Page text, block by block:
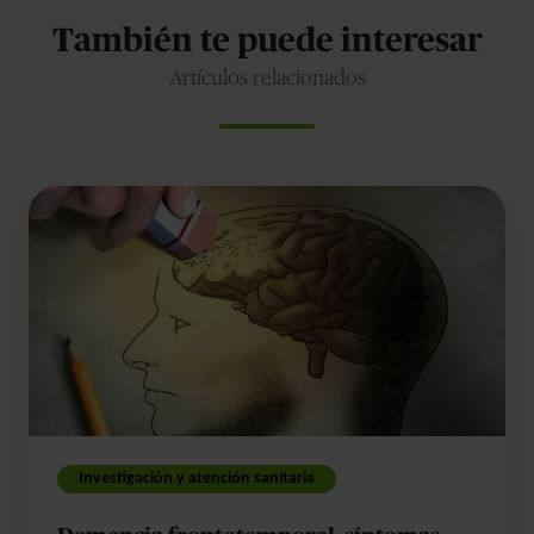
También te puede interesar
Artículos relacionados
Demencia
frontotemporal:
tratamiento
Investigación y atención sanitaria